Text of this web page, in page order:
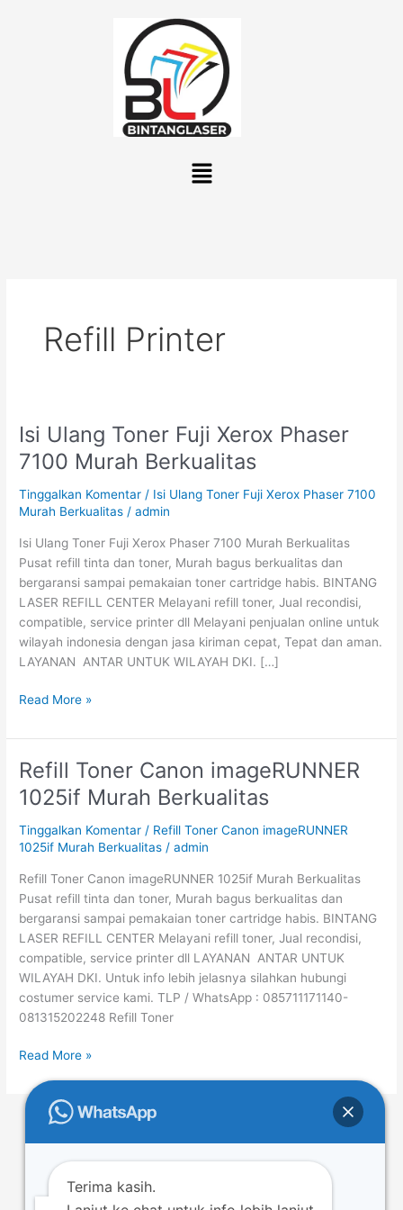
Menu
Refill Printer
Isi Ulang Toner Fuji Xerox Phaser
7100 Murah Berkualitas
Tinggalkan Komentar / Isi Ulang Toner Fuji Xerox Phaser 7100
Murah Berkualitas /admin
Isi Ulang Toner Fuji Xerox Phaser 7100 Murah Berkualitas
Pusat refill tinta dan toner, Murah bagus berkualitas dan
bergaransi sampai pemakaian toner cartridge habis. BINTANG
LASER REFILL CENTER Melayani refill toner, Jual recondisi,
compatible, service printer dll Melayani penjualan online untuk
wilayah indonesia dengan jasa kiriman cepat, Tepat dan aman.
LAYANAN ANTAR UNTUK WILAYAH DKI. […]
Isi
Ulang
Toner
Fuji
Xerox
7100
Murah
Berkualitas
Read More »
Refill Toner Canon imageRUNNER
1025if Murah Berkualitas
Tinggalkan Komentar / Refill Toner Canon imageRUNNER
1025if Murah Berkualitas /admin
Refill Toner Canon imageRUNNER 1025if Murah Berkualitas
Pusat refill tinta dan toner, Murah bagus berkualitas dan
bergaransi sampai pemakaian toner cartridge habis. BINTANG
LASER REFILL CENTER Melayani refill toner, Jual recondisi,
compatible, service printer dll LAYANAN ANTAR UNTUK
WILAYAH DKI. Untuk info lebih jelasnya silahkan hubungi
costumer service kami. TLP / WhatsApp : 085711171140-
081315202248 Refill Toner
Refill
Toner
Canon
imageRUNNER
1025if
Berkualitas
Read More »
44
Terima kasih.